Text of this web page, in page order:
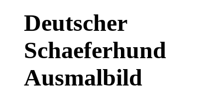
Deutscher
Schaeferhund
Ausmalbild